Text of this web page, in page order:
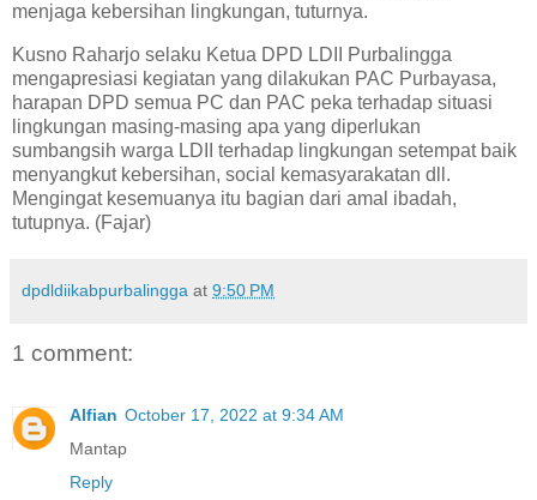
menjaga kebersihan lingkungan, tuturnya.
Kusno Raharjo selaku Ketua DPD LDII Purbalingga
mengapresiasi kegiatan yang dilakukan PAC Purbayasa,
harapan DPD semua PC dan PAC peka terhadap situasi
lingkungan masing-masing apa yang diperlukan
sumbangsih warga LDII terhadap lingkungan setempat baik
menyangkut kebersihan, social kemasyarakatan dll.
Mengingat kesemuanya itu bagian dari amal ibadah,
tutupnya. (Fajar)
dpdldiikabpurbalingga at 9:50 PM
1 comment:
Alfian October 17, 2022 at 9:34 AM
Mantap
Reply